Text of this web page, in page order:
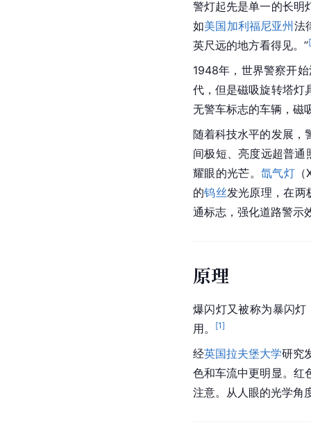
警灯起先是单一的长明
如美国加利福尼亚州法
英尺远的地方看得见。”[
1948年，世界警察开
代，但是磁吸旋转塔灯
无警车标志的车辆，磁
随着科技水平的发展，
间极短、亮度远超普
耀眼的光芒。 氙气灯（
的钨丝发光原理，在两
通标志，强化道路警示
原理
爆闪灯又被称为暴闪
用。
[1]
经英国拉夫堡大学研究
色和车流中更明显。红
注意。从人眼的光学角